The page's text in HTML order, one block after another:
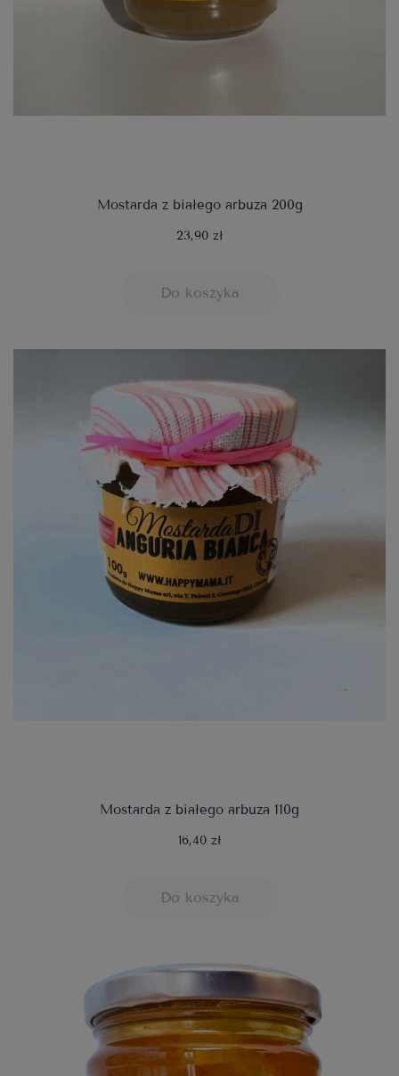
Mostarda z białego arbuza 200g
23,90 zł
Do koszyka
Mostarda z białego arbuza 110g
16,40 zł
Do koszyka